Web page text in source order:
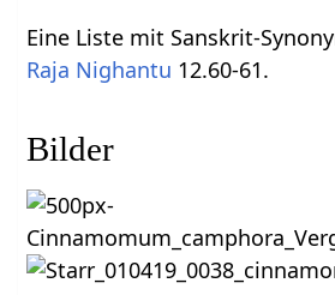
Eine Liste mit Sanskrit-
Raja Nighantu 12.60-61.
Bilder